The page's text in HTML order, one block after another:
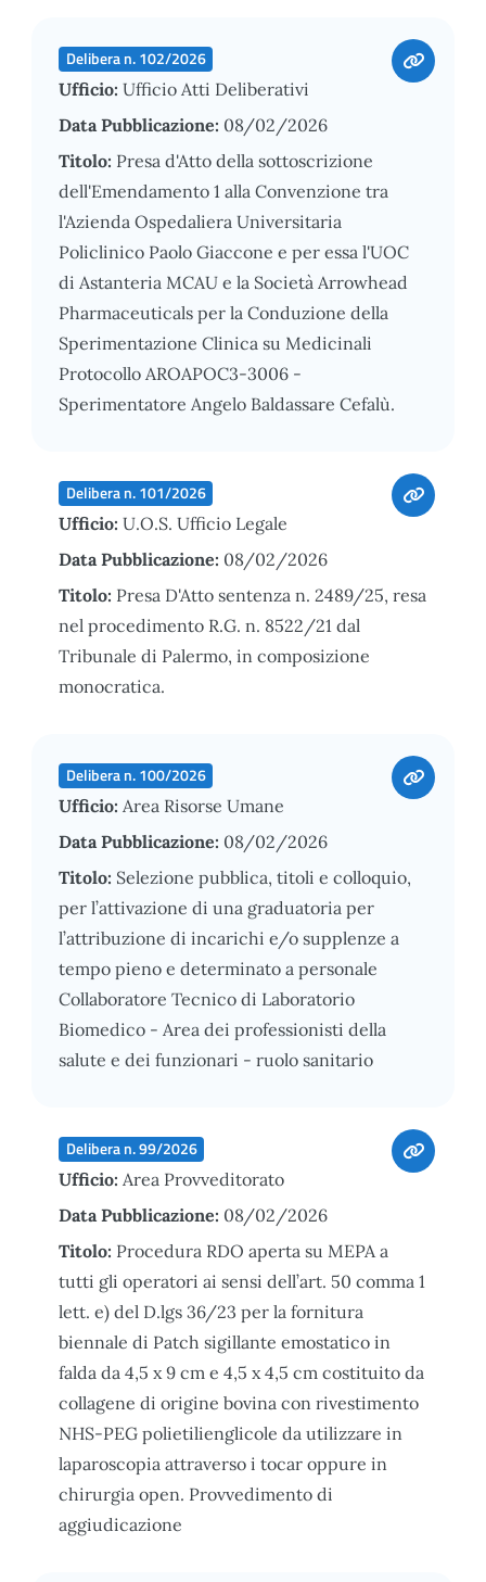
Delibera n. 102/2026
Ufficio: Ufficio Atti Deliberativi
Data Pubblicazione: 08/02/2026
Titolo: Presa d'Atto della sottoscrizione
dell'Emendamento 1 alla Convenzione tra
l'Azienda Ospedaliera Universitaria
Policlinico Paolo Giaccone e per essa l'UOC
di Astanteria MCAU e la Società Arrowhead
Pharmaceuticals per la Conduzione della
Sperimentazione Clinica su Medicinali
Protocollo AROAPOC3-3006 -
Sperimentatore Angelo Baldassare Cefalù.
Delibera n. 101/2026
Ufficio: U.O.S. Ufficio Legale
Data Pubblicazione: 08/02/2026
Titolo: Presa D'Atto sentenza n. 2489/25, resa
nel procedimento R.G. n. 8522/21 dal
Tribunale di Palermo, in composizione
monocratica.
Delibera n. 100/2026
Ufficio: Area Risorse Umane
Data Pubblicazione: 08/02/2026
Titolo: Selezione pubblica, titoli e colloquio,
per l’attivazione di una graduatoria per
l’attribuzione di incarichi e/o supplenze a
tempo pieno e determinato a personale
Collaboratore Tecnico di Laboratorio
Biomedico - Area dei professionisti della
salute e dei funzionari - ruolo sanitario
Delibera n. 99/2026
Ufficio: Area Provveditorato
Data Pubblicazione: 08/02/2026
Titolo: Procedura RDO aperta su MEPA a
tutti gli operatori ai sensi dell’art. 50 comma 1
lett. e) del D.lgs 36/23 per la fornitura
biennale di Patch sigillante emostatico in
falda da 4,5 x 9 cm e 4,5 x 4,5 cm costituito da
collagene di origine bovina con rivestimento
NHS-PEG polietilienglicole da utilizzare in
laparoscopia attraverso i tocar oppure in
chirurgia open. Provvedimento di
aggiudicazione